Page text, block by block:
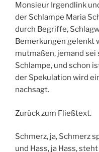
Monsieur Irgendlink
der Schlampe Maria
durch Begriffe,
Bemerkungen gelenkt
mutmaßen, jemand sei
Schlampe, und schon
der Spekulation wird
nachsagt.
Zurück zum Fließtext.
Schmerz, ja, Schmerz
und Hass, ja Hass,